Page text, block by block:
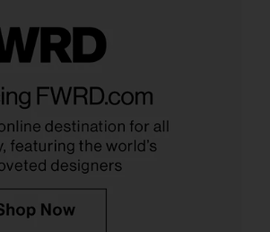
Previous price: